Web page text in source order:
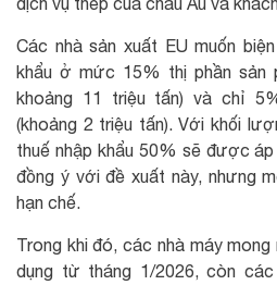
Các nhà sản xuất EU muốn
khẩu ở mức 15% thị phần sản
khoảng 11 triệu tấn) và chỉ
(khoảng 2 triệu tấn). Với khối
thuế nhập khẩu 50% sẽ được
đồng ý với đề xuất này, nhưng
hạn chế.
Trong khi đó, các nhà máy
dụng từ tháng 1/2026, còn